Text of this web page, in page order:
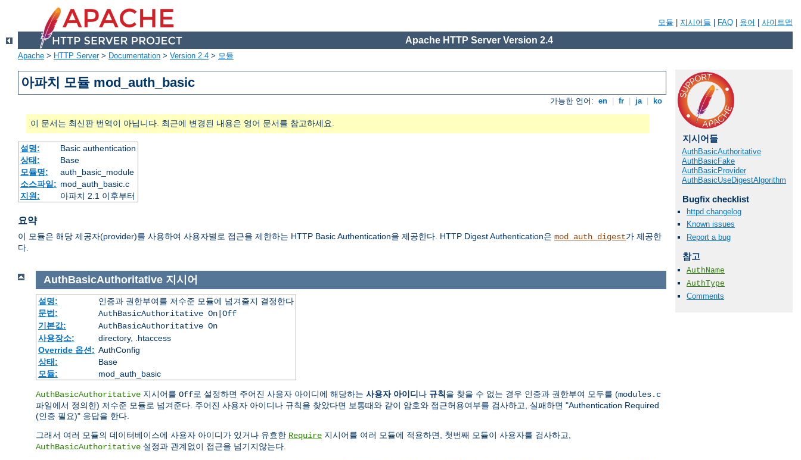
모듈 지시어들 FAQ 용어 사이트맵
Apache HTTP Server Version 2.4
Apache > HTTP Server> Documentation > Version 2.4 > 모듈
아파치 모듈 mod_auth_basic
가능한 언어: en fr ja ko
이 문서는 최신판 번역이 아닙니다. 최근에 변경된 내용은 영어 문서를 참고하세요.
설명:
Basic authentication
상태:
Base
모듈명:
auth_basic_module
소스파일: mod_auth_basic.c
지원:
아파치 2.1 이후부터
요약
이 모듈은 해당 제공자(provider)를 사용하여 사용자별로 접근을 제한하는 HTTP Basic Authentication을 제공한다. HTTP Digest Authentication은 mod_auth_digest가 제공한
다.
지시어들
AuthBasicAuthoritative
AuthBasicFake
AuthBasicProvider
AuthBasicUseDigestAlgorithm
Bugfix checklist
httpd changelog
Known issues
Report a bug
참고
AuthName
AuthType
Comments
AuthBasicAuthoritative 지시어
설명:
인증과 권한부여를 저수준 모듈에 넘겨줄지 결정한다
문법:
AuthBasicAuthoritative On|Off
기본값:
AuthBasicAuthoritative On
사용장소:
directory, .htaccess
Override 옵션: AuthConfig
상태:
Base
모듈:
mod_auth_basic
AuthBasicAuthoritative 지시어를 Off로 설정하면 주어진 사용자 아이디에 해당하는 사용자 아이디 나 규칙을 찾을 수 없는 경우 인증과 권한부여 모두를 (modules.c
파일에서 정의한) 저수준 모듈로 넘겨준다. 주어진 사용자 아이디나 규칙을 찾았다면 보통때와 같이 암호와 접근허용여부를 검사하고, 실패하면 "Authentication Required
(인증 필요)" 응답을 한다.
그래서 여러 모듈의 데이터베이스에 사용자 아이디가 있거나 유효한 Require 지시어를 여러 모듈에 적용하면, 첫번째 모듈이 사용자를 검사하고,
AuthBasicAuthoritative 설정과 관계없이 접근을 넘기지않는다.